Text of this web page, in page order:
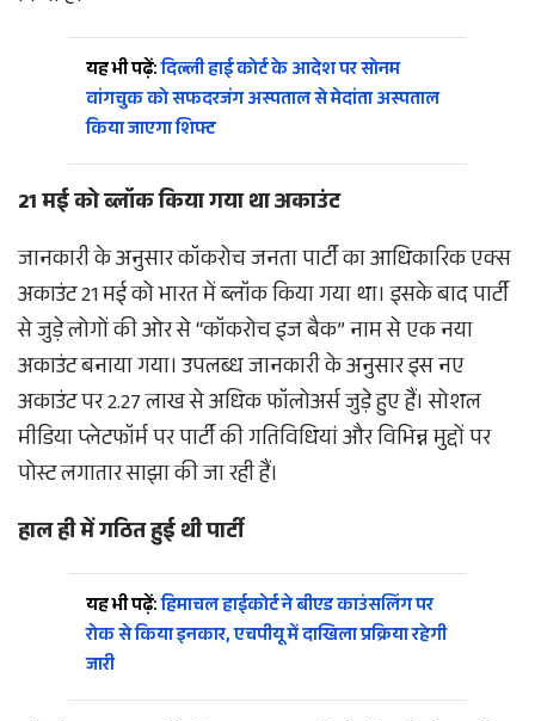
यह भी पढ़ें:दिल्ली हाई कोर्ट के आदेश पर सोनम
वांगचुक को सफदरजंग अस्पताल से मेदांता अस्पताल
किया जाएगा शिफ्ट
21 मई को ब्लॉक किया गया था अकाउंट
जानकारी के अनुसार कॉकरोच जनता पार्टी का आधिकारिक एक्स
अकाउंट 21 मई को भारत में ब्लॉक किया गया था। इसके बाद पार्टी
से जुड़े लोगों की ओर से “कॉकरोच इज बैक” नाम से एक नया
अकाउंट बनाया गया। उपलब्ध जानकारी के अनुसार इस नए
अकाउंट पर 2.27 लाख से अधिक फॉलोअर्स जुड़े हुए हैं। सोशल
मीडिया प्लेटफॉर्म पर पार्टी की गतिविधियां और विभिन्न मुद्दों पर
पोस्ट लगातार साझा की जा रही हैं।
हाल ही में गठित हुई थी पार्टी
यह भी पढ़ें:हिमाचल हाईकोर्ट ने बीएड काउंसलिंग पर
रोक से किया इनकार, एचपीयू में दाखिला प्रक्रिया रहेगी
जारी